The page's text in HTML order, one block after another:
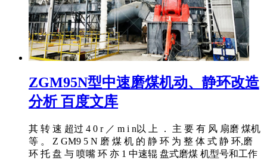
ZGM95N型中速磨煤机动、静环改造
分析 百度文库
其 转 速 超过 4 0 r ／ m i n以 上 ． 主 要 有 风 扇磨 煤机
等 。 Z GM9 5 N 磨 煤 机 的 静 环 为 整 体 式 静 环,磨
环 托 盘 与 喷嘴 环 亦 1 中速辊 盘式磨煤 机型号和工作